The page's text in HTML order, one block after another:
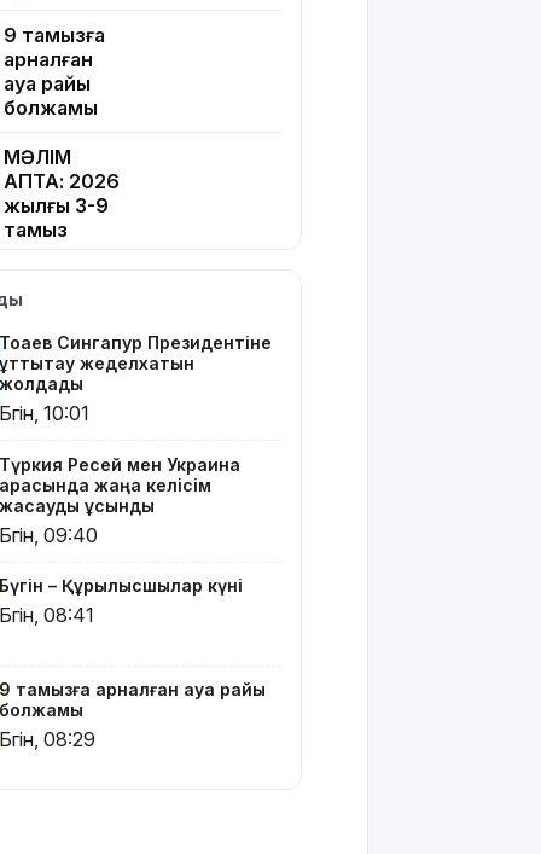
9 тамызға
арналған
ауа райы
болжамы
МӘЛІМ
АПТА: 2026
жылғы 3-9
тамыз
эфирдегі
сөз:
Алматыда
екі блогер
қамауға
Испания
Италиядан
келетіндерге
бақылау
енгізді
АҚШ
Украинаға
ай сайын
Тоқаев Сингапур Президентіне
құттықтау жеделхатын
жолдады
Бүгін, 10:01
Түркия Ресей мен Украина
арасында жаңа келісім
жасауды ұсынды
Бүгін, 09:40
Бүгін – Құрылысшылар күні
Бүгін, 08:41
9 тамызға арналған ауа райы
болжамы
Бүгін, 08:29